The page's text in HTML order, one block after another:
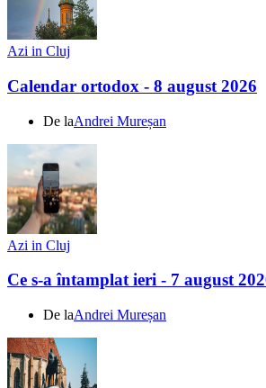
Azi in Cluj
Calendar ortodox - 8 august 2026
De laAndrei Mureșan
Azi in Cluj
Ce s-a întamplat ieri - 7 august
De laAndrei Mureșan